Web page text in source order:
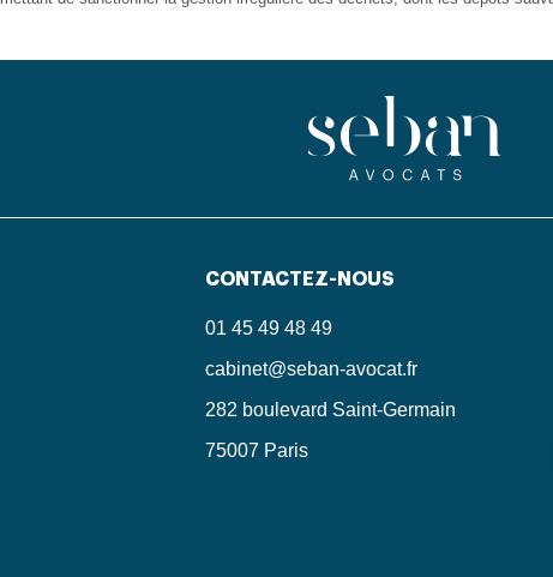
CONTACTEZ-NOUS
01 45 49 48 49
cabinet@seban-avocat.fr
282 boulevard Saint-Germain
75007 Paris